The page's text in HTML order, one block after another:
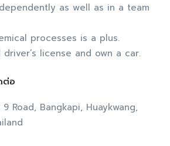
as well as in a team
processes is a plus.
driver’s license and own a car.
ต่อ
Road, Bangkapi, Huaykwang,